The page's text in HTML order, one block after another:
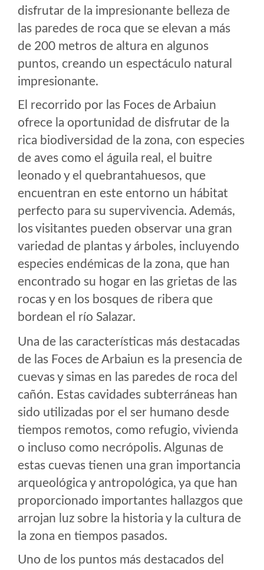
disfrutar de la impresionante belleza de
las paredes de roca que se elevan a más
de 200 metros de altura en algunos
puntos, creando un espectáculo natural
impresionante.
El recorrido por las Foces de Arbaiun
ofrece la oportunidad de disfrutar de la
rica biodiversidad de la zona, con especies
de aves como el águila real, el buitre
leonado y el quebrantahuesos, que
encuentran en este entorno un hábitat
perfecto para su supervivencia. Además,
los visitantes pueden observar una gran
variedad de plantas y árboles, incluyendo
especies endémicas de la zona, que han
encontrado su hogar en las grietas de las
rocas y en los bosques de ribera que
bordean el río Salazar.
Una de las características más destacadas
de las Foces de Arbaiun es la presencia de
cuevas y simas en las paredes de roca del
cañón. Estas cavidades subterráneas han
sido utilizadas por el ser humano desde
tiempos remotos, como refugio, vivienda
o incluso como necrópolis. Algunas de
estas cuevas tienen una gran importancia
arqueológica y antropológica, ya que han
proporcionado importantes hallazgos que
arrojan luz sobre la historia y la cultura de
la zona en tiempos pasados.
Uno de los puntos más destacados del